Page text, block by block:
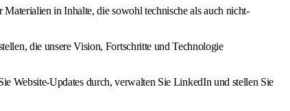
in Inhalte, die sowohl technische als auch nicht-
die unsere Vision, Fortschritte und Technologie
Website-Updates durch, verwalten Sie LinkedIn und stellen Sie